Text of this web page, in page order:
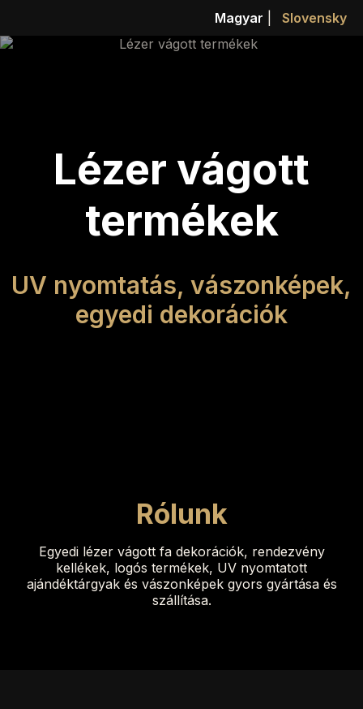
Magyar Slovensky
Lézer vágott
termékek
UV nyomtatás, vászonképek,
egyedi dekorációk
Rólunk
Egyedi lézer vágott fa dekorációk, rendezvény
kellékek, logós termékek, UV nyomtatott
ajándéktárgyak és vászonképek gyors gyártása és
szállítása.